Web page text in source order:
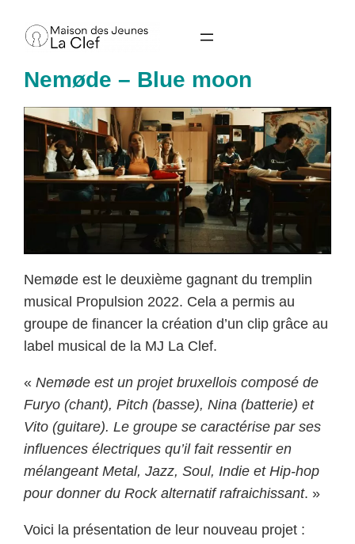
Nemøde – Blue moon
Nemøde est le deuxième gagnant du tremplin
musical Propulsion 2022. Cela a permis au
groupe de financer la création d’un clip grâce au
label musical de la MJ La Clef.
«Nemøde est un projet bruxellois composé de
Furyo (chant), Pitch (basse), Nina (batterie) et
Vito (guitare). Le groupe se caractérise par ses
influences électriques qu’il fait ressentir en
mélangeant Metal, Jazz, Soul, Indie et Hip-hop
pour donner du Rock alternatif rafraichissant. »
Voici la présentation de leur nouveau projet :